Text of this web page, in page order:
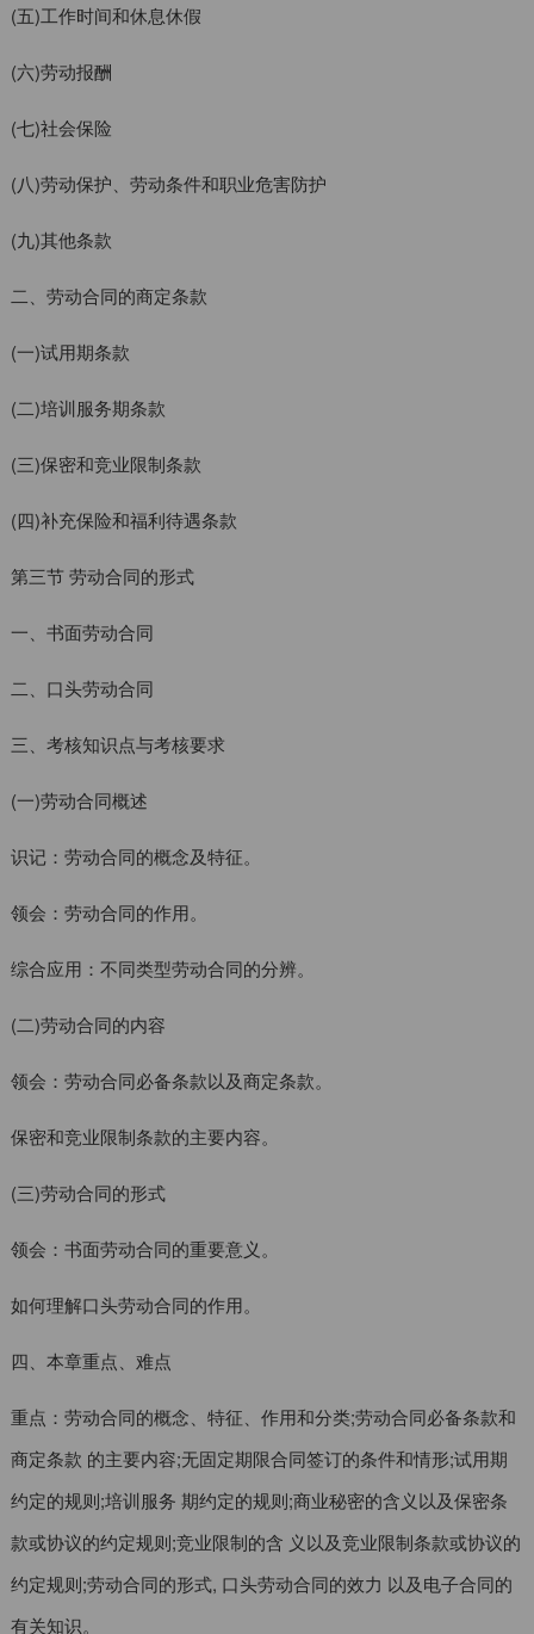
(五)工作时间和休息休假
(六)劳动报酬
(七)社会保险
(八)劳动保护、劳动条件和职业危害防护
(九)其他条款
二、劳动合同的商定条款
(一)试用期条款
(二)培训服务期条款
(三)保密和竞业限制条款
(四)补充保险和福利待遇条款
第三节 劳动合同的形式
一、书面劳动合同
二、口头劳动合同
三、考核知识点与考核要求
(一)劳动合同概述
识记：劳动合同的概念及特征。
领会：劳动合同的作用。
综合应用：不同类型劳动合同的分辨。
(二)劳动合同的内容
领会：劳动合同必备条款以及商定条款。
保密和竞业限制条款的主要内容。
(三)劳动合同的形式
领会：书面劳动合同的重要意义。
如何理解口头劳动合同的作用。
四、本章重点、难点
重点：劳动合同的概念、特征、作用和分类;劳动合同必备条款和
商定条款 的主要内容;无固定期限合同签订的条件和情形;试用期
约定的规则;培训服务 期约定的规则;商业秘密的含义以及保密条
款或协议的约定规则;竞业限制的含 义以及竞业限制条款或协议的
约定规则;劳动合同的形式, 口头劳动合同的效力 以及电子合同的
有关知识。